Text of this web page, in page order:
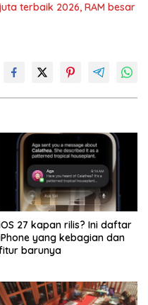
terbaik 2026, RAM besar
27 kapan rilis? Ini daftar
yang kebagian dan
barunya